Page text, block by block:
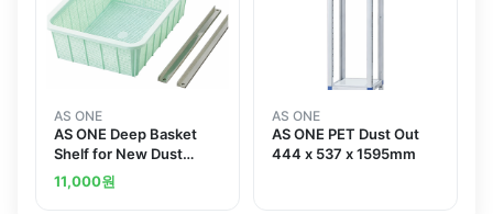
AS ONE
AS ONE Deep Basket
Shelf for New Dust
Outand others
11,000원
AS ONE
AS ONE PET Dust Out
444 x 537 x 1595mm